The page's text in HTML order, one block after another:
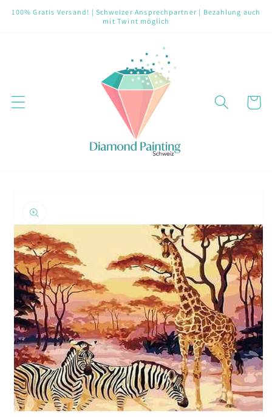
zum
100% Gratis Versand! | Schweizer Ansprechpartner | Bezahlung auch
mit Twint möglich